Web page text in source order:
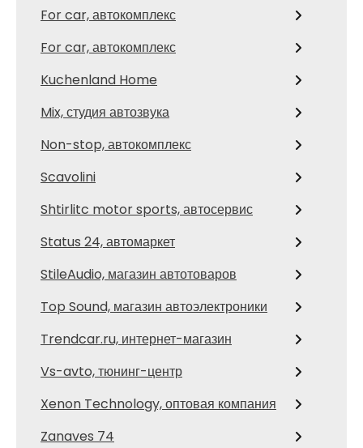
For car, автокомплекс
For car, автокомплекс
Kuchenland Home
Mix, студия автозвука
Non-stop, автокомплекс
Scavolini
Shtirlitc motor sports, автосервис
Status 24, автомаркет
StileAudio, магазин автотоваров
Top Sound, магазин автоэлектроники
Trendcar.ru, интернет-магазин
Vs-avto, тюнинг-центр
Xenon Technology, оптовая компания
Zanaves 74